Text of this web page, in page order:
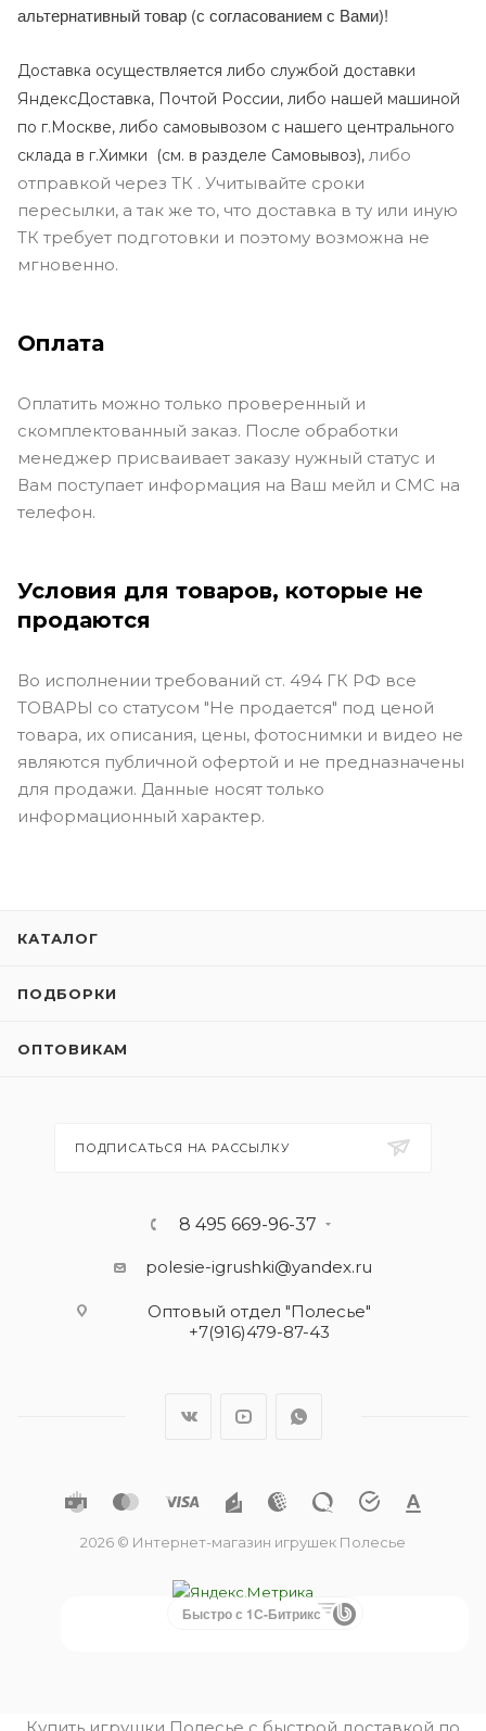
альтернативный товар (с согласованием с Вами)!
Доставка осуществляется либо службой доставки
ЯндексДоставка, Почтой России, либо нашей машиной
по г.Москве, либо самовывозом с нашего центрального
склада в г.Химки (см. в разделе Самовывоз), либо
отправкой через ТК . Учитывайте сроки
пересылки, а так же то, что доставка в ту или иную
ТК требует подготовки и поэтому возможна не
мгновенно.
Оплата
Оплатить можно только проверенный и
скомплектованный заказ. После обработки
менеджер присваивает заказу нужный статус и
Вам поступает информация на Ваш мейл и СМС на
телефон.
Условия для товаров, которые не
продаются
Во исполнении требований ст. 494 ГК РФ все
ТОВАРЫ со статусом "Не продается" под ценой
товара, их описания, цены, фотоснимки и видео не
являются публичной офертой и не предназначены
для продажи. Данные носят только
информационный характер.
КАТАЛОГ
ПОДБОРКИ
ОПТОВИКАМ
ПОДПИСАТЬСЯ НА РАССЫЛКУ
8 495 669-96-37
polesie-igrushki@yandex.ru
Оптовый отдел "Полесье"
+7(916)479-87-43
2026 © Интернет-магазин игрушек Полесье
Быстро с 1С-Битрикс